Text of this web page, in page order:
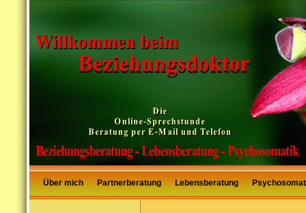
Über mich Partnerberatung Lebensberatung